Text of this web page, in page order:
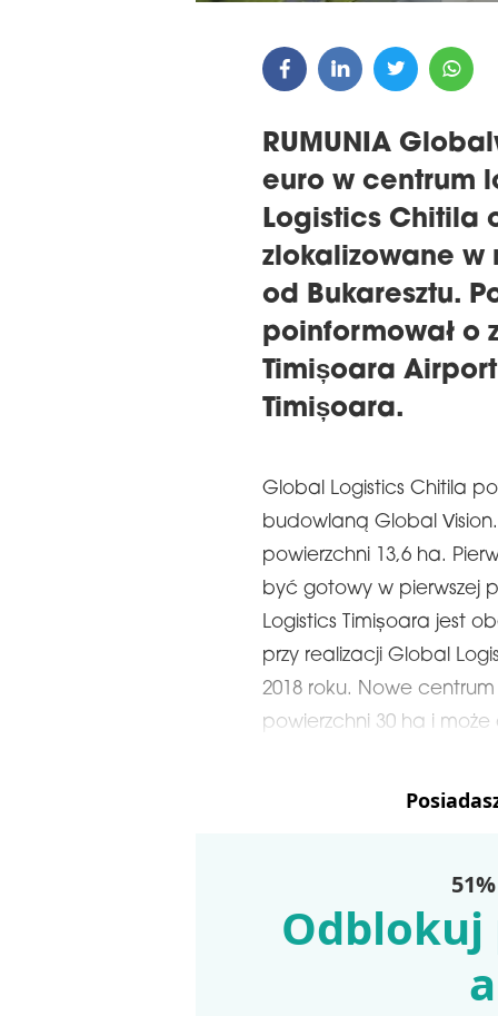
RUMUNIA
euro w centrum
Logistics Chitila
zlokalizowane w
od Bukaresztu.
poinformował o
Timișoara
Timișoara.
Global Logistics Chitila
budowlaną Global
powierzchni 13,6 ha.
być gotowy w pierwszej
Logistics Timișoara jest
przy realizacji Global
2018 roku. Nowe
powierzchni 30 ha i
Odblokuj
AWARDS 2026